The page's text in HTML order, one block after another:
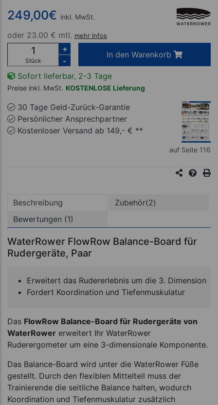
249,00€ inkl. MwSt.
oder 23.00 € mtl. mehr Infos
Stück
+
-
In den Warenkorb
Sofort lieferbar, 2-3 Tage
Preise inkl. MwSt. KOSTENLOSE Lieferung
30 Tage Geld-Zurück-Garantie
Persönlicher Ansprechpartner
Kostenloser Versand ab 149,- € **
auf Seite 116
Beschreibung
Zubehör(2)
Bewertungen (1)
WaterRower FlowRow Balance-Board für
Rudergeräte, Paar
Erweitert das Rudererlebnis um die 3. Dimension
Fordert Koordination und Tiefenmuskulatur
Das FlowRow Balance-Board für Rudergeräte von
WaterRower erweitert Ihr WaterRower
Ruderergometer um eine 3-dimensionale Komponente.
Das Balance-Board wird unter die WaterRower Füße
gestellt. Durch den flexiblen Mittelteil muss der
Trainierende die seitliche Balance halten, wodurch
Koordination und Tiefenmuskulatur zusätzlich